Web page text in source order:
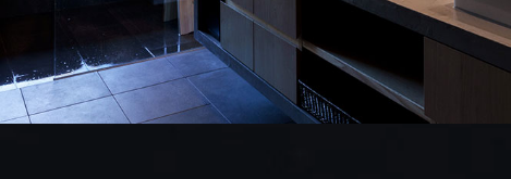
トラベルセット クレンジング、洗顔料、化粧水、
トラベルセット クレンジング、洗顔料、化粧水、乳
ボトル シャンプー、コンディショナー、